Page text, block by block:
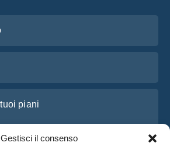
Gestisci il consenso